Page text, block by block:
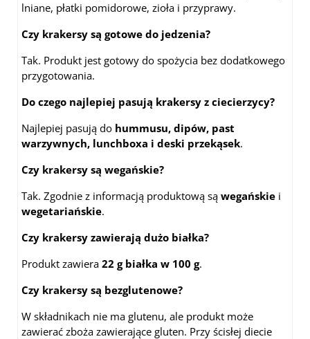
lniane, płatki pomidorowe, zioła i przyprawy.
Czy krakersy są gotowe do jedzenia?
Tak. Produkt jest gotowy do spożycia bez dodatkowego
przygotowania.
Do czego najlepiej pasują krakersy z ciecierzycy?
Najlepiej pasują do hummusu, dipów, past
warzywnych, lunchboxa i deski przekąsek.
Czy krakersy są wegańskie?
Tak. Zgodnie z informacją produktową są wegańskie i
wegetariańskie.
Czy krakersy zawierają dużo białka?
Produkt zawiera 22 g białka w 100 g.
Czy krakersy są bezglutenowe?
W składnikach nie ma glutenu, ale produkt może
zawierać zboża zawierające gluten. Przy ścisłej diecie